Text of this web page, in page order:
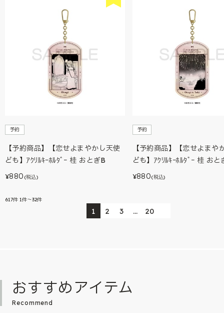
予約
【予約商品】【恋せよまやかし天使
ども】ｱｸﾘﾙｷｰﾎﾙﾀﾞｰ 桂 おとぎB
¥880 (税込)
予約
【予約商品】【恋せよまや
ども】ｱｸﾘﾙｷｰﾎﾙﾀﾞｰ 桂 お
¥880(税込)
617件 1件～32件
1 2 3 … 20
おすすめアイテム
Recommend